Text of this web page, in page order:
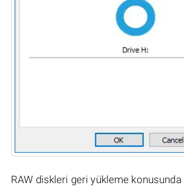
RAW diskleri geri yükleme konusunda